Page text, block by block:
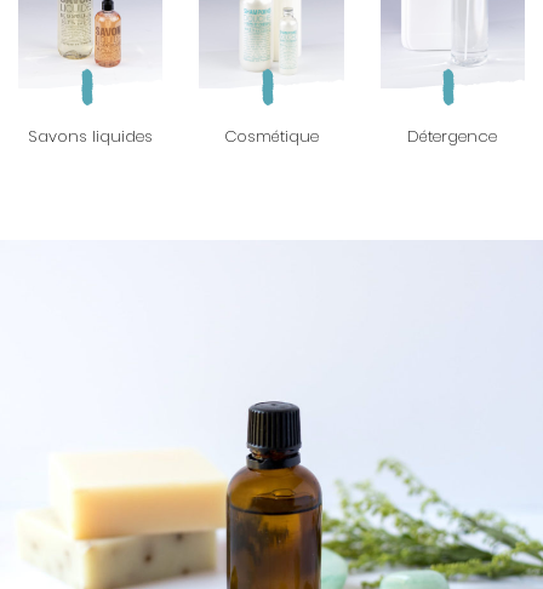
Savons liquides Cosmétique Détergence